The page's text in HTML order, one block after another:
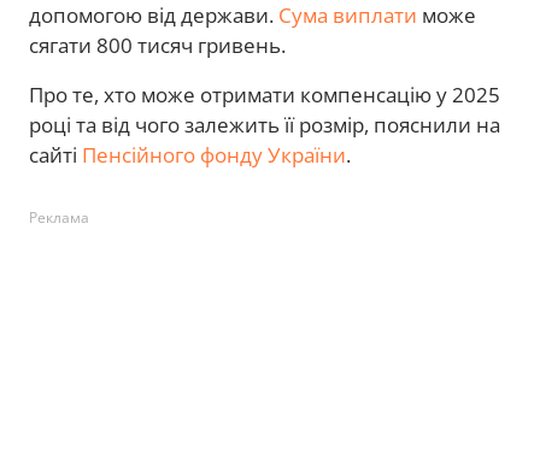
допомогою від держави. Сума виплати може
сягати 800 тисяч гривень.
Про те, хто може отримати компенсацію у 2025
році та від чого залежить її розмір, пояснили на
сайті Пенсійного фонду України.
Реклама